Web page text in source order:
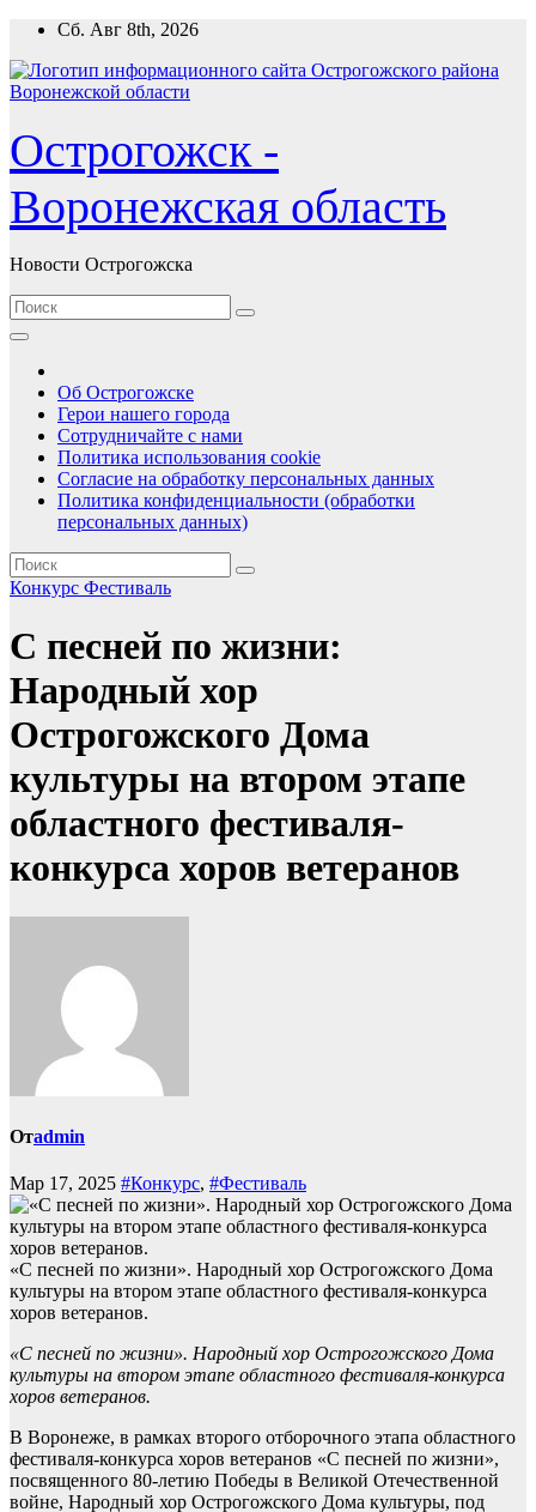
Перейти
содержимому
Сб. Авг 8th, 2026
Острогожск -
Воронежская область
Новости Острогожска
Об Острогожске
Герои нашего города
Сотрудничайте с нами
Политика использования cookie
Согласие на обработку персональных данных
Политика конфиденциальности (обработки
персональных данных)
Конкурс Фестиваль
С песней по жизни:
Народный хор
Острогожского Дома
культуры на втором этапе
областного фестиваля-
конкурса хоров ветеранов
Отadmin
Мар 17, 2025 #Конкурс, #Фестиваль
«С песней по жизни». Народный хор Острогожского Дома
культуры на втором этапе областного фестиваля-конкурса
хоров ветеранов.
«С песней по жизни». Народный хор Острогожского Дома
культуры на втором этапе областного фестиваля-конкурса
хоров ветеранов.
В Воронеже, в рамках второго отборочного этапа областного
фестиваля-конкурса хоров ветеранов «С песней по жизни»,
посвященного 80-летию Победы в Великой Отечественной
войне, Народный хор Острогожского Дома культуры, под